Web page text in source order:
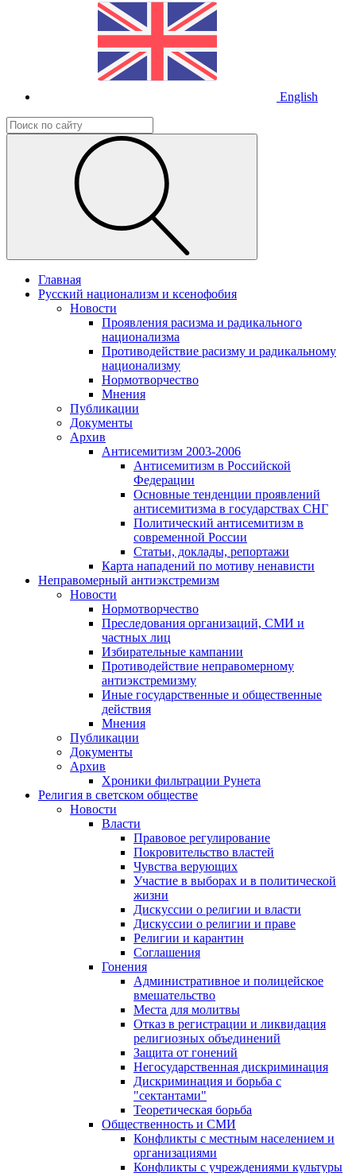
English
Главная
Русский национализм и ксенофобия
Новости
Проявления расизма и радикального
национализма
Противодействие расизму и радикальному
национализму
Нормотворчество
Мнения
Публикации
Документы
Архив
Антисемитизм 2003-2006
Антисемитизм в Российской
Федерации
Основные тенденции проявлений
антисемитизма в государствах СНГ
Политический антисемитизм в
современной России
Статьи, доклады, репортажи
Карта нападений по мотиву ненависти
Неправомерный антиэкстремизм
Новости
Нормотворчество
Преследования организаций, СМИ и
частных лиц
Избирательные кампании
Противодействие неправомерному
антиэкстремизму
Иные государственные и общественные
действия
Мнения
Публикации
Документы
Архив
Хроники фильтрации Рунета
Религия в светском обществе
Новости
Власти
Правовое регулирование
Покровительство властей
Чувства верующих
Участие в выборах и в политической
жизни
Дискуссии о религии и власти
Дискуссии о религии и праве
Религии и карантин
Соглашения
Гонения
Административное и полицейское
вмешательство
Места для молитвы
Отказ в регистрации и ликвидация
религиозных объединений
Защита от гонений
Негосударственная дискриминация
Дискриминация и борьба с
"сектантами"
Теоретическая борьба
Общественность и СМИ
Конфликты с местным населением и
организациями
Конфликты с учреждениями культуры